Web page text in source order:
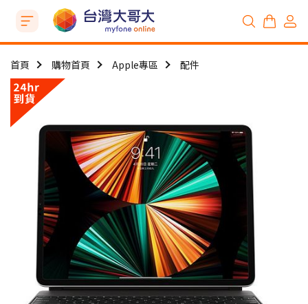
首頁 購物首頁 Apple專區 配件